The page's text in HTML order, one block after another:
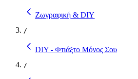
Ζωγραφική & DIY
/
DIY - Φτιάξτο Μόνος Σου
/